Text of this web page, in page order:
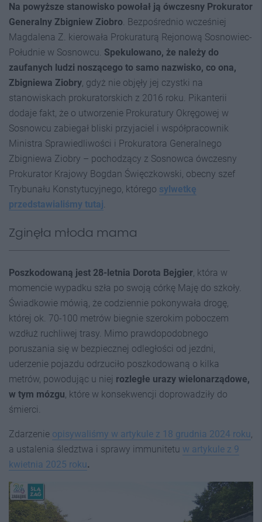
Na powyższe stanowisko powołał ją ówczesny Prokurator
Generalny Zbigniew Ziobro . Bezpośrednio wcześniej
Magdalena Z. kierowała Prokuraturą Rejonową Sosnowiec-
Południe w Sosnowcu. Spekulowano, że należy do
zaufanych ludzi noszącego to samo nazwisko, co ona,
Zbigniewa Ziobry , gdyż nie objęły jej czystki na
stanowiskach prokuratorskich z 2016 roku. Pikanterii
dodaje fakt, że o utworzenie Prokuratury Okręgowej w
Sosnowcu zabiegał bliski przyjaciel i współpracownik
Ministra Sprawiedliwości i Prokuratora Generalnego
Zbigniewa Ziobry – pochodzący z Sosnowca ówczesny
Prokurator Krajowy Bogdan Święczkowski, obecny szef
Trybunału Konstytucyjnego, którego sylwetkę
przedstawialiśmy tutaj
Zginęła młoda mama
Poszkodowaną jest 28-letnia Dorota Bejgier , która w
momencie wypadku szła po swoją córkę Maję do szkoły.
Świadkowie mówią, że codziennie pokonywała drogę,
której ok. 70-100 metrów biegnie szerokim poboczem
wzdłuż ruchliwej trasy. Mimo prawdopodobnego
poruszania się w bezpiecznej odległości od jezdni,
uderzenie pojazdu odrzuciło poszkodowaną o kilka
metrów, powodując u niej rozległe urazy wielonarządowe,
w tym mózgu , które w konsekwencji doprowadziły do
śmierci.
Zdarzenie opisywaliśmy w artykule z 18 grudnia 2024 roku
a ustalenia śledztwa i sprawy immunitetu w artykule z 9
kwietnia 2025 roku.